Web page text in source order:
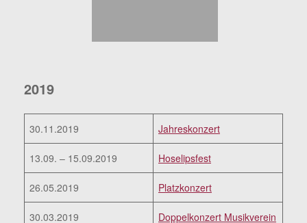
2019
30.11.2019 Jahreskonzert
13.09. – 15.09.2019 Hoselipsfest
26.05.2019 Platzkonzert
30.03.2019
Doppelkonzert Musikverein